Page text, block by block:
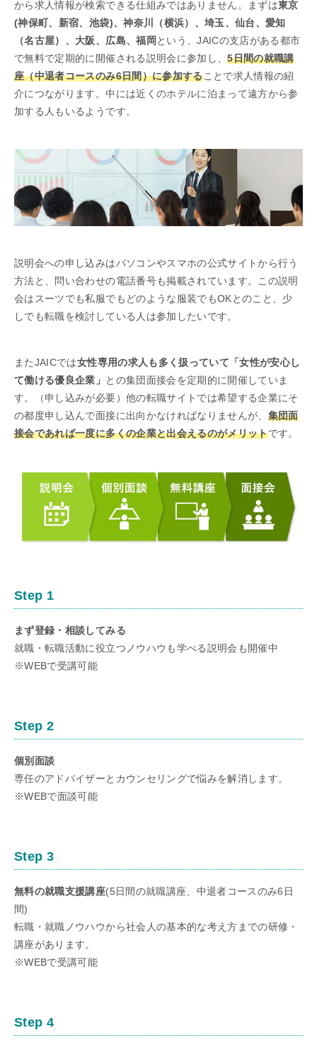
から求人情報が検索できる仕組みではありません。まずは東京
(神保町、新宿、池袋)、神奈川（横浜）、埼玉、仙台、愛知
（名古屋）、大阪、広島、福岡 という、JAICの支店がある都市
で無料で定期的に開催される説明会に参加し、5日間の就職講
座（中退者コースのみ6日間）に参加することで求人情報の紹
介につながります。中には近くのホテルに泊まって遠方から参
加する人もいるようです。
説明会への申し込みはパソコンやスマホの公式サイトから行う
方法と、問い合わせの電話番号も掲載されています。この説明
会はスーツでも私服でもどのような服装でもOKとのこと、少
しでも転職を検討している人は参加したいです。
またJAICでは女性専用の求人も多く扱っていて「女性が安心し
て働ける優良企業」 との集団面接会を定期的に開催していま
す。（申し込みが必要）他の転職サイトでは希望する企業にそ
の都度申し込んで面接に出向かなければなりませんが、 集団面
接会であれば一度に多くの企業と出会えるのがメリットです。
Step 1
まず登録・相談してみる
就職・転職活動に役立つノウハウも学べる説明会も開催中
※WEBで受講可能
Step 2
個別面談
専任のアドバイザーとカウンセリングで悩みを解消します。
※WEBで面談可能
Step 3
無料の就職支援講座(5日間の就職講座、中退者コースのみ6日
間)
転職・就職ノウハウから社会人の基本的な考え方までの研修・
講座があります。
※WEBで受講可能
Step 4